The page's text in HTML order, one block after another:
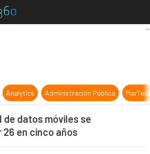
El tráfico global de datos móviles
Analytics Administración Pública
datos móviles se
en cinco años